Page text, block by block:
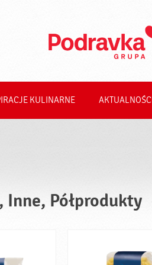
KULINARNE AKTUALNOŚCI
Inne, Półprodukty